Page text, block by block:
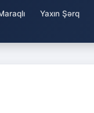
Yaxın Şərq